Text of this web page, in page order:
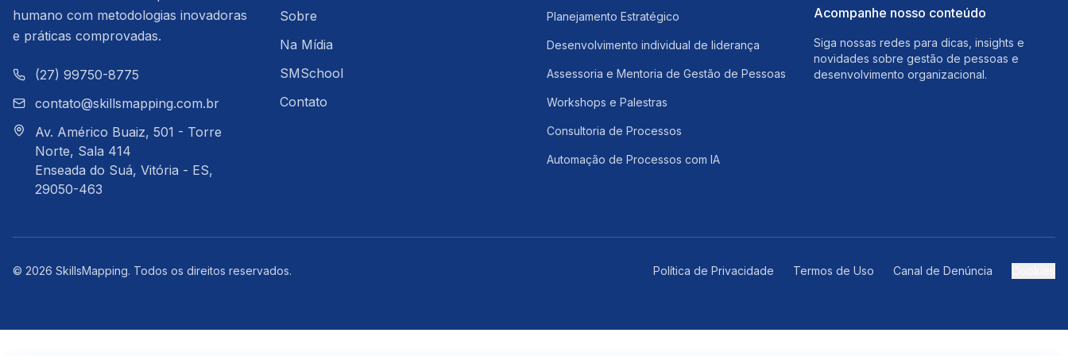
humano com metodologias inovadoras
e práticas comprovadas.
(27) 99750-8775
contato@skillsmapping.com.br
Av. Américo Buaiz, 501 - Torre
Norte, Sala 414
Enseada do Suá, Vitória - ES,
29050-463
Sobre
Na Mídia
SMSchool
Contato
Planejamento Estratégico
Desenvolvimento individual de liderança
Assessoria e Mentoria de Gestão de Pessoas
Workshops e Palestras
Consultoria de Processos
Automação de Processos com IA
Acompanhe nosso conteúdo
Siga nossas redes para dicas, insights e
novidades sobre gestão de pessoas e
desenvolvimento organizacional.
© 2026 SkillsMapping. Todos os direitos reservados. Política de Privacidade Termos de Uso Canal de Denúncia